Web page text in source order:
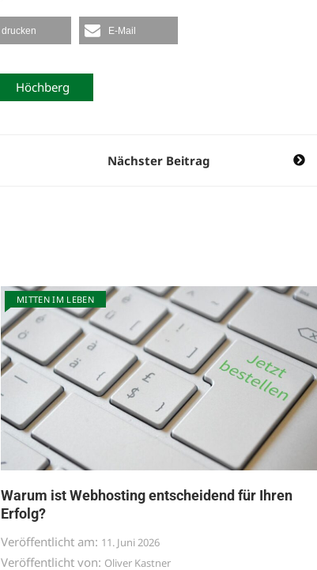
drucken E-Mail
Höchberg
Nächster Beitrag
MITTEN IM LEBEN
Warum ist Webhosting entscheidend für Ihren
Erfolg?
Veröffentlicht am: 11. Juni 2026
Veröffentlicht von: Oliver Kastner